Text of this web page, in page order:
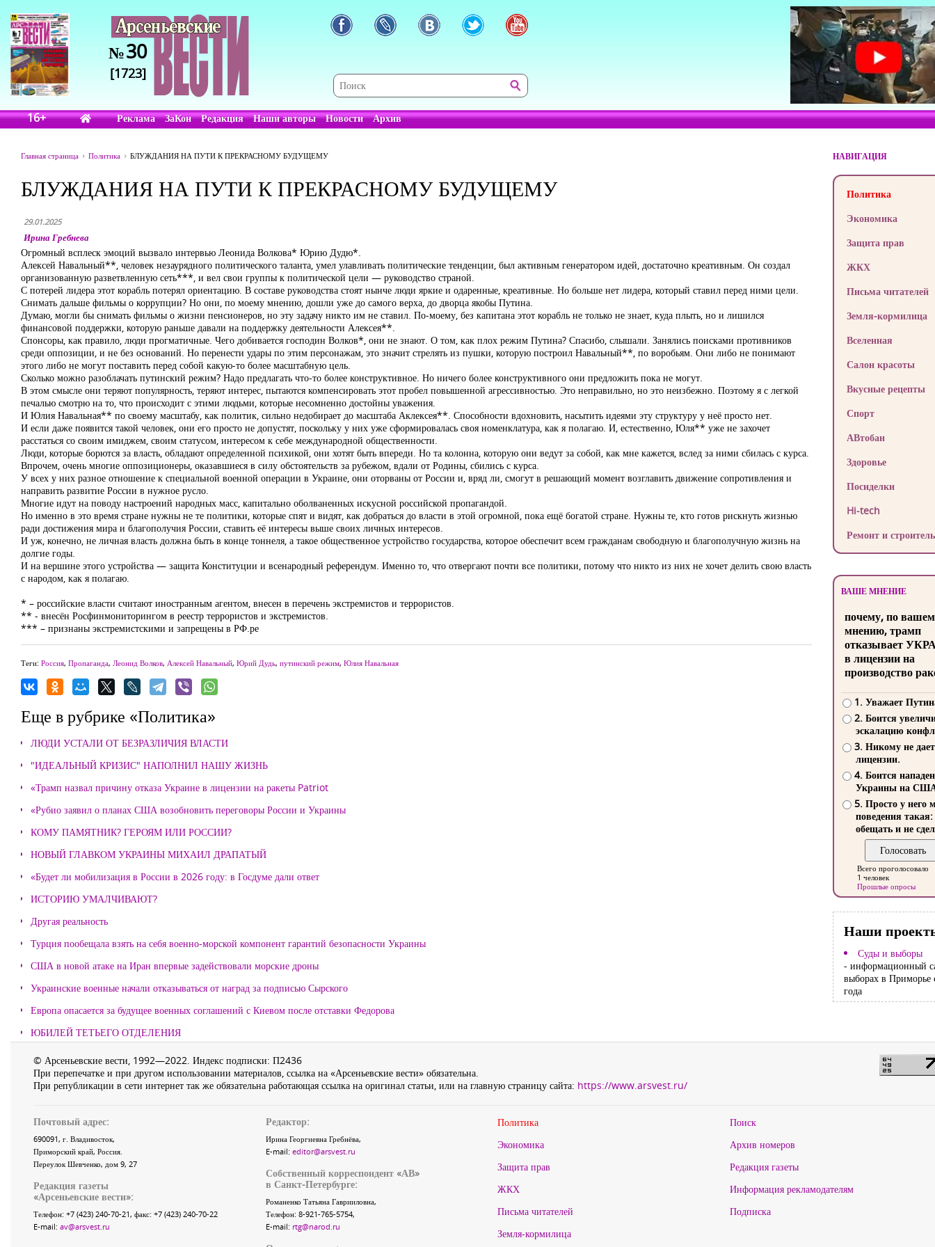
№30
[1723]
16+ Реклама ЗаКон Редакция Наши авторы Новости Архив
Главная страница Политика БЛУЖДАНИЯ НА ПУТИ К ПРЕКРАСНОМУ БУДУЩЕМУ
БЛУЖДАНИЯ НА ПУТИ К ПРЕКРАСНОМУ БУДУЩЕМУ
29.01.2025
Ирина Гребнева
Огромный всплеск эмоций вызвало интервью Леонида Волкова* Юрию Дудю*.
Алексей Навальный**, человек незаурядного политического таланта, умел улавливать политические тенденции, был активным генератором идей, достаточно креативным. Он создал
организованную разветвленную сеть***, и вел свои группы к политической цели — руководство страной.
С потерей лидера этот корабль потерял ориентацию. В составе руководства стоят нынче люди яркие и одаренные, креативные. Но больше нет лидера, который ставил перед ними цели.
Снимать дальше фильмы о коррупции? Но они, по моему мнению, дошли уже до самого верха, до дворца якобы Путина.
Думаю, могли бы снимать фильмы о жизни пенсионеров, но эту задачу никто им не ставил. По-моему, без капитана этот корабль не только не знает, куда плыть, но и лишился
финансовой поддержки, которую раньше давали на поддержку деятельности Алексея**.
Спонсоры, как правило, люди прогматичные. Чего добивается господин Волков*, они не знают. О том, как плох режим Путина? Спасибо, слышали. Занялись поисками противников
среди оппозиции, и не без оснований. Но перенести удары по этим персонажам, это значит стрелять из пушки, которую построил Навальный**, по воробьям. Они либо не понимают
этого либо не могут поставить перед собой какую-то более масштабную цель.
Сколько можно разоблачать путинский режим? Надо предлагать что-то более конструктивное. Но ничего более конструктивного они предложить пока не могут.
В этом смысле они теряют популярность, теряют интерес, пытаются компенсировать этот пробел повышенной агрессивностью. Это неправильно, но это неизбежно. Поэтому я с легкой
печалью смотрю на то, что происходит с этими людьми, которые несомненно достойны уважения.
И Юлия Навальная** по своему масштабу, как политик, сильно недобирает до масштаба Аклексея**. Способности вдохновить, насытить идеями эту структуру у неё просто нет.
И если даже появится такой человек, они его просто не допустят, поскольку у них уже сформировалась своя номенклатура, как я полагаю. И, естественно, Юля** уже не захочет
расстаться со своим имиджем, своим статусом, интересом к себе международной общественности.
Люди, которые борются за власть, обладают определенной психикой, они хотят быть впереди. Но та колонна, которую они ведут за собой, как мне кажется, вслед за ними сбилась с курса.
Впрочем, очень многие оппозиционеры, оказавшиеся в силу обстоятельств за рубежом, вдали от Родины, сбились с курса.
У всех у них разное отношение к специальной военной операции в Украине, они оторваны от России и, вряд ли, смогут в решающий момент возглавить движение сопротивления и
направить развитие России в нужное русло.
Многие идут на поводу настроений народных масс, капитально оболваненных искусной российской пропагандой.
Но именно в это время стране нужны не те политики, которые спят и видят, как добраться до власти в этой огромной, пока ещё богатой стране. Нужны те, кто готов рискнуть жизнью
ради достижения мира и благополучия России, ставить её интересы выше своих личных интересов.
И уж, конечно, не личная власть должна быть в конце тоннеля, а такое общественное устройство государства, которое обеспечит всем гражданам свободную и благополучную жизнь на
долгие годы.
И на вершине этого устройства — защита Конституции и всенародный референдум. Именно то, что отвергают почти все политики, потому что никто из них не хочет делить свою власть
с народом, как я полагаю.
* – российские власти считают иностранным агентом, внесен в перечень экстремистов и террористов.
** - внесён Росфинмониторингом в реестр террористов и экстремистов.
*** – признаны экстремистскими и запрещены в РФ.ре
Теги: Россия, Пропаганда, Леонид Волков, Алексей Навальный, Юрий Дудь, путинский режим, Юлия Навальная
Еще в рубрике «Политика»
ЛЮДИ УСТАЛИ ОТ БЕЗРАЗЛИЧИЯ ВЛАСТИ
"ИДЕАЛЬНЫЙ КРИЗИС" НАПОЛНИЛ НАШУ ЖИЗНЬ
«Трамп назвал причину отказа Украине в лицензии на ракеты Patriot
«Рубио заявил о планах США возобновить переговоры России и Украины
КОМУ ПАМЯТНИК? ГЕРОЯМ ИЛИ РОССИИ?
НОВЫЙ ГЛАВКОМ УКРАИНЫ МИХАИЛ ДРАПАТЫЙ
«Будет ли мобилизация в России в 2026 году: в Госдуме дали ответ
ИСТОРИЮ УМАЛЧИВАЮТ?
Другая реальность
Турция пообещала взять на себя военно-морской компонент гарантий безопасности Украины
США в новой атаке на Иран впервые задействовали морские дроны
Украинские военные начали отказываться от наград за подписью Сырского
Европа опасается за будущее военных соглашений с Киевом после отставки Федорова
ЮБИЛЕЙ ТЕТЬЕГО ОТДЕЛЕНИЯ
НАВИГАЦИЯ
Политика
Экономика
Защита прав
ЖКХ
Письма читателей
Земля-кормилица
Вселенная
Салон красоты
Вкусные рецепты
Спорт
АВтобан
Здоровье
Посиделки
Hi-tech
Ремонт и
ВАШЕ МНЕНИЕ
почему, по
мнению, трамп
отказывает
в лицензии на
производство
1. Уважает
2. Боится
эскалацию
3. Никому не
лицензии.
4. Боится
Украины на
5. Просто у него
поведения такая:
обещать и не
Всего проголосовало
1 человек
Прошлые опросы
Наши
Суды и выборы
- информационный
выборах в Приморье
года
© Арсеньевские вести, 1992—2022. Индекс подписки: П2436
При перепечатке и при другом использовании материалов, ссылка на «Арсеньевские вести» обязательна.
При републикации в сети интернет так же обязательна работающая ссылка на оригинал статьи, или на главную страницу сайта: https://www.arsvest.ru/
Почтовый адрес:
690091, г. Владивосток,
Приморский край, Россия.
Переулок Шевченко, дом 9, 27
Редакция газеты
«Арсеньевские вести»:
Телефон: +7 (423) 240-70-21, факс: +7 (423) 240-70-22
E-mail: av@arsvest.ru
Редактор:
Ирина Георгиевна Гребнёва,
E-mail: editor@arsvest.ru
Собственный корреспондент «АВ»
в Санкт-Петербурге:
Романенко Татьяна Гаврииловна,
Телефон: 8-921-765-5754,
E-mail: rtg@narod.ru
Политика
Экономика
Защита прав
ЖКХ
Письма читателей
Земля-кормилица
Поиск
Архив номеров
Редакция газеты
Информация рекламодателям
Подписка